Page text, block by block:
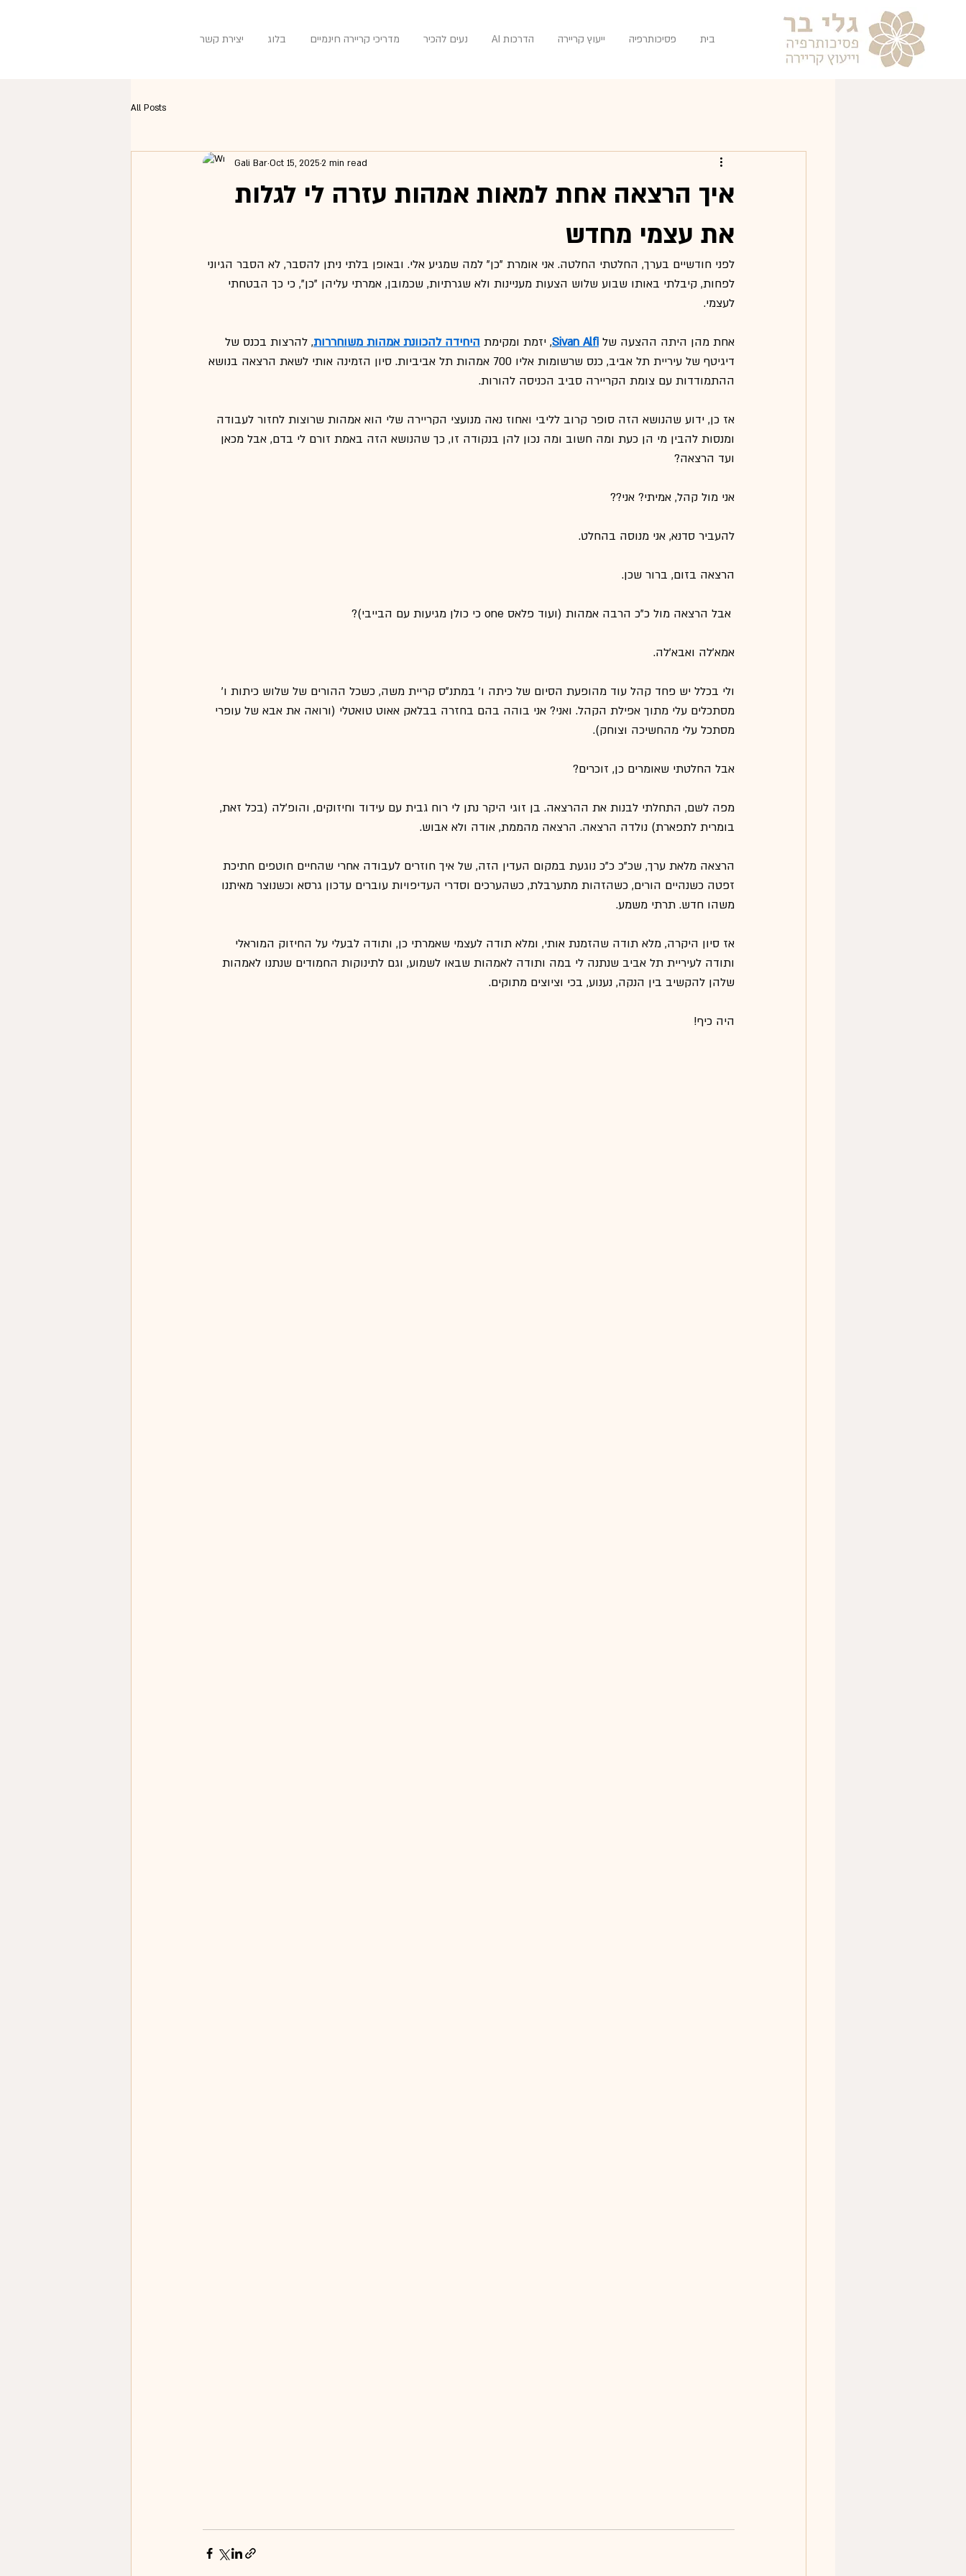
בית פסיכותרפיה ייעוץ קריירה הדרכות AI נעים להכיר מדריכי קריירה חינמיים בלוג יצירת קשר
All Posts
איך הרצאה אחת למאות אמהות עזרה לי לגלות
את עצמי מחדש
Gali BarOct 15, 2025 2 min read
לפני חודשיים בערך, החלטתי החלטה. אני אומרת "כן" למה שמגיע אלי. ובאופן בלתי ניתן להסבר, לא הסבר הגיוני
לפחות, קיבלתי באותו שבוע שלוש הצעות מעניינות ולא שגרתיות, שכמובן, אמרתי עליהן "כן", כי כך הבטחתי
לעצמי.
אחת מהן היתה ההצעה של Sivan Alfi, יזמת ומקימת היחידה להכוונת אמהות משוחררות, להרצות בכנס של
דיגיטף של עיריית תל אביב, כנס שרשומות אליו 700 אמהות תל אביביות. סיון הזמינה אותי לשאת הרצאה בנושא
ההתמודדות עם צומת הקריירה סביב הכניסה להורות.
אז כן, ידוע שהנושא הזה סופר קרוב לליבי ואחוז נאה מנועצי הקריירה שלי הוא אמהות שרוצות לחזור לעבודה
ומנסות להבין מי הן כעת ומה חשוב ומה נכון להן בנקודה זו, כך שהנושא הזה באמת זורם לי בדם, אבל מכאן
ועד הרצאה?
אני מול קהל, אמיתי? אני??
להעביר סדנא, אני מנוסה בהחלט.
הרצאה בזום, ברור שכן.
אבל הרצאה מול כ"כ הרבה אמהות (ועוד פלאס one כי כולן מגיעות עם הבייבי)?
אמא'לה ואבא'לה.
ולי בכלל יש פחד קהל עוד מהופעת הסיום של כיתה ו' במתנ"ס קריית משה, כשכל ההורים של שלוש כיתות ו'
מסתכלים עלי מתוך אפילת הקהל. ואני? אני בוהה בהם בחזרה בבלאק אאוט טואטלי (ורואה את אבא של עופרי
מסתכל עלי מהחשיכה וצוחק).
אבל החלטתי שאומרים כן, זוכרים?
מפה לשם, התחלתי לבנות את ההרצאה. בן זוגי היקר נתן לי רוח גבית עם עידוד וחיזוקים, והופ'לה (בכל זאת,
בומרית לתפארת) נולדה הרצאה. הרצאה מהממת, אודה ולא אבוש.
הרצאה מלאת ערך, שכ"כ כ"כ נוגעת במקום העדין הזה, של איך חוזרים לעבודה אחרי שהחיים חוטפים חתיכת
זפטה כשנהיים הורים, כשהזהות מתערבלת, כשהערכים וסדרי העדיפויות עוברים עדכון גרסא וכשנוצר מאיתנו
משהו חדש. תרתי משמע.
אז סיון היקרה, מלא תודה שהזמנת אותי, ומלא תודה לעצמי שאמרתי כן, ותודה לבעלי על החיזוק המוראלי
ותודה לעיריית תל אביב שנתנה לי במה ותודה לאמהות שבאו לשמוע, וגם לתינוקות החמודים שנתנו לאמהות
שלהן להקשיב בין הנקה, נענוע, בכי וציוצים מתוקים.
היה כיף!